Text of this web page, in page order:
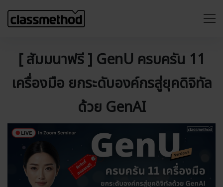
[ สัมมนาฟรี ] GenU ครบครัน 11
เครื่องมือ ยกระดับองค์กรสู่ยุคดิจิทัล
ด้วย GenAI